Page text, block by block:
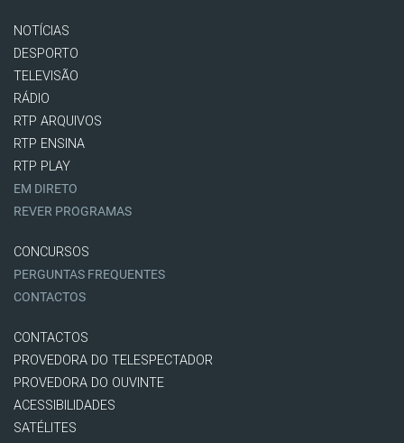
NOTÍCIAS
DESPORTO
TELEVISÃO
RÁDIO
RTP ARQUIVOS
RTP ENSINA
RTP PLAY
EM DIRETO
REVER PROGRAMAS
CONCURSOS
PERGUNTAS FREQUENTES
CONTACTOS
CONTACTOS
PROVEDORA DO TELESPECTADOR
PROVEDORA DO OUVINTE
ACESSIBILIDADES
SATÉLITES